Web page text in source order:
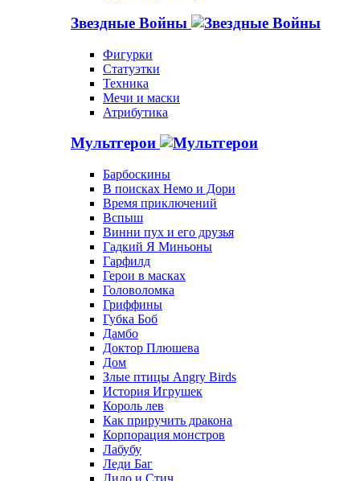
Звездные Войны
Фигурки
Статуэтки
Техника
Мечи и маски
Атрибутика
Мультгерои
Барбоскины
В поисках Немо и Дори
Время приключений
Вспыш
Винни пух и его друзья
Гадкий Я Миньоны
Гарфилд
Герои в масках
Головоломка
Гриффины
Губка Боб
Дамбо
Доктор Плюшева
Дом
Злые птицы Angry Birds
История Игрушек
Король лев
Как приручить дракона
Корпорация монстров
Лабубу
Леди Баг